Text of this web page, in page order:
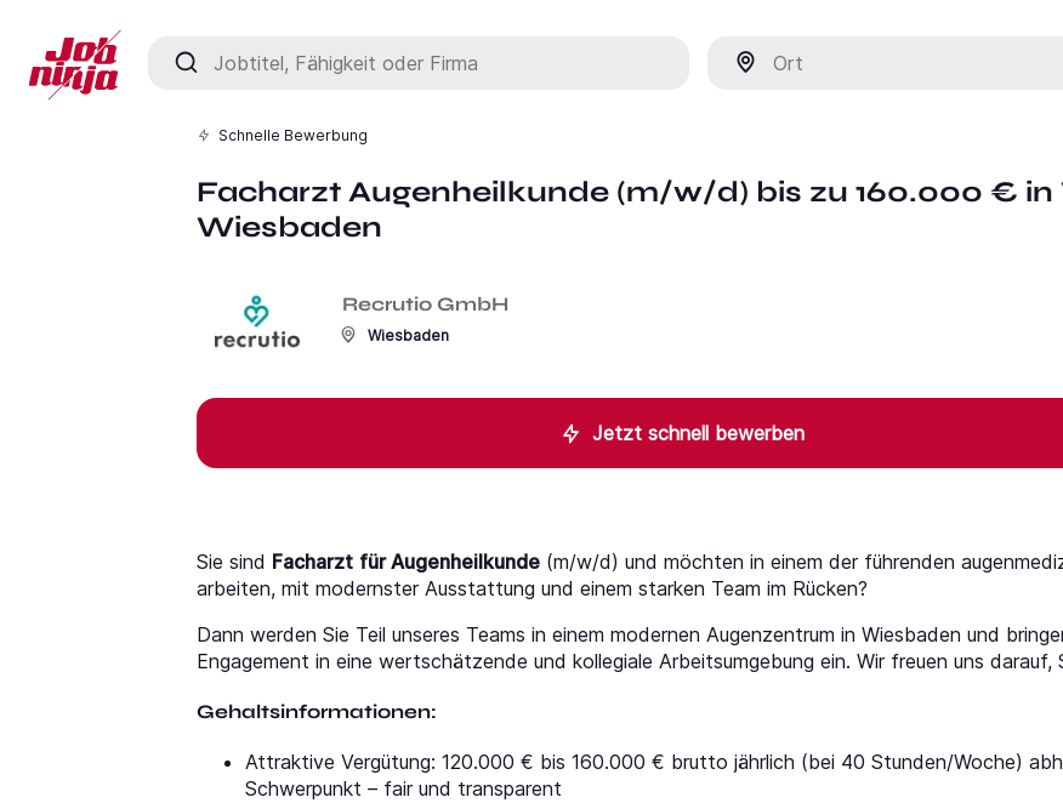
Jobtitel, Fähigkeit oder Firma
Schnelle Bewerbung
Facharzt Augenheilkunde (m/w/d) bis zu 160.000 € in
Wiesbaden
Recrutio GmbH
Wiesbaden
Jetzt schnell bewerben
Sie sind Facharzt für Augenheilkunde (m/w/d) und möchten in einem der führenden
arbeiten, mit modernster Ausstattung und einem starken Team im Rücken?
Dann werden Sie Teil unseres Teams in einem modernen Augenzentrum in Wiesbaden und
Engagement in eine wertschätzende und kollegiale Arbeitsumgebung ein. Wir freuen uns darauf,
Gehaltsinformationen:
Attraktive Vergütung: 120.000 € bis 160.000 € brutto jährlich (bei 40 Stunden/Woche)
Schwerpunkt – fair und transparent